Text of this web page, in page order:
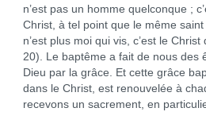
n’est pas un homme quelconque ;
Christ, à tel point que le même
n’est plus moi qui vis, c’est le
20). Le baptême a fait de nous des
Dieu par la grâce. Et cette grâce
dans le Christ, est renouvelée à
recevons un sacrement, en